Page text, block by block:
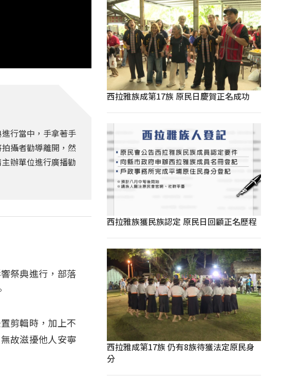
行當中，手拿著手
攝者勸導離開，然
辦單位進行廣播勸
祭典進行，部落
剪輯時，加上不
故滋擾他人安寧
西拉雅族成第17族 原民日慶賀正名成功
西拉雅族獲民族認定 原民日回顧正名歷程
西拉雅成第17族 仍有8族待獲法定原民身
分